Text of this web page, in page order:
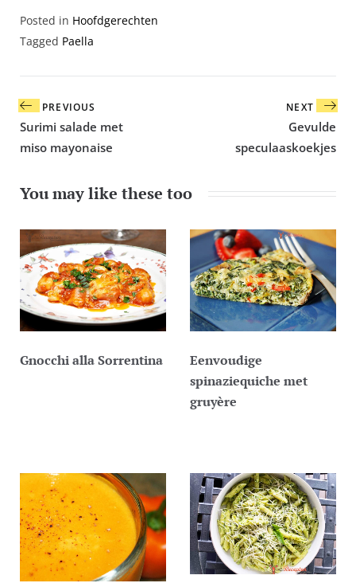
Posted in Hoofd­gerechten
Tagged Paella
Bericht
navigatie
PREVIOUS
Surimi salade met
miso mayonaise
NEXT
Gevulde
speculaaskoekjes
You may like these too
Gnocchi alla Sorrentina
Eenvoudige
spinaziequiche met
gruyère